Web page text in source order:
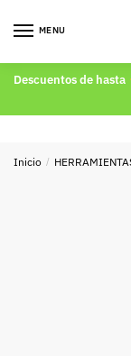
MENU
Descuentos de hasta
Inicio /